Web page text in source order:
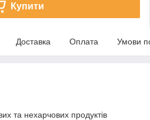
Купити
Доставка Оплата Умови
та нехарчових продуктів